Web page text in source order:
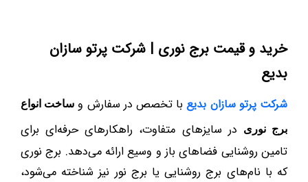
خرید و قیمت برج نوری | شرکت پرتو سازان
بدیع
شرکت پرتو سازان بدیعبا تخصص در سفارش و ساخت انواع
برج نوری
در سایزهای متفاوت، راهکارهای حرفه‌ای برای
تامین روشنایی فضاهای باز و وسیع ارائه می‌دهد. برج نوری
که با نام‌های برج روشنایی یا برج نور نیز شناخته می‌شود،